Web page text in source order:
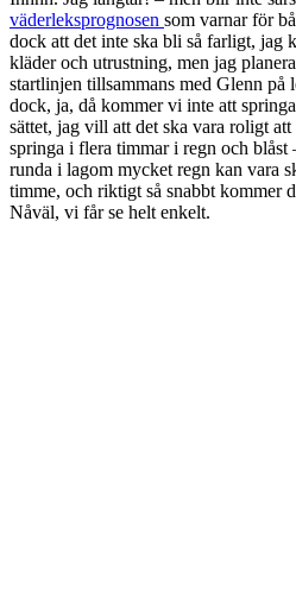
väderleksprognosen som varnar för
dock att det inte ska bli så farligt, jag
kläder och utrustning, men jag
startlinjen tillsammans med Glenn
dock, ja, då kommer vi inte att
sättet, jag vill att det ska vara roligt
springa i flera timmar i regn och
runda i lagom mycket regn kan vara
timme, och riktigt så snabbt kommer
Nåväl, vi får se helt enkelt.